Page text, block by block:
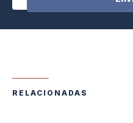
RELACIONADAS